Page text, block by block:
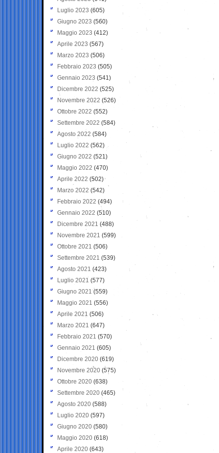
Luglio 2023 (605)
Giugno 2023 (560)
Maggio 2023 (412)
Aprile 2023 (567)
Marzo 2023 (506)
Febbraio 2023 (505)
Gennaio 2023 (541)
Dicembre 2022 (525)
Novembre 2022 (526)
Ottobre 2022 (552)
Settembre 2022 (584)
Agosto 2022 (584)
Luglio 2022 (562)
Giugno 2022 (521)
Maggio 2022 (470)
Aprile 2022 (502)
Marzo 2022 (542)
Febbraio 2022 (494)
Gennaio 2022 (510)
Dicembre 2021 (488)
Novembre 2021 (599)
Ottobre 2021 (506)
Settembre 2021 (539)
Agosto 2021 (423)
Luglio 2021 (577)
Giugno 2021(559)
Maggio 2021 (556)
Aprile 2021 (506)
Marzo 2021 (647)
Febbraio 2021 (570)
Gennaio 2021 (605)
Dicembre 2020 (619)
Novembre 2020 (575)
Ottobre 2020 (638)
Settembre 2020(465)
Agosto 2020 (588)
Luglio 2020 (597)
Giugno 2020 (580)
Maggio 2020 (618)
Aprile 2020 (643)